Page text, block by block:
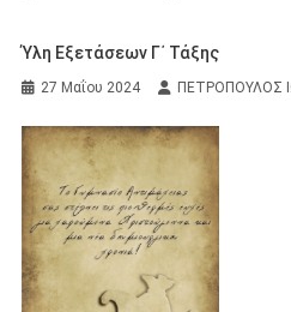
Ύλη Εξετάσεων Γ΄ Τάξης
27 Μαΐου 2024 ΠΕΤΡΟΠΟΥΛΟΣ